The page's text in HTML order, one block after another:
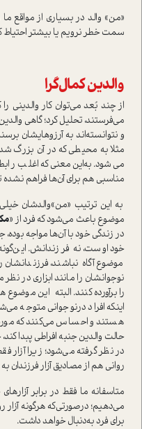
«من» والد در بسياري از مواقع
سمت خطر نر‌ويم يا بيشتر احتياط
والدين كمال‌گرا
از چند بُعد مي‌توان كار والديني
مي‌فرستند، تحليل كرد؛ گاهي
و نتوانسته‌اند به آرزوهايشان
مثلا به محيطي كه د‌ر آن بزرگ
مي‌شود. به‌اين‌معني كه اغلب
مناسبي هم براي آن‌ها فراهم نشده
به اين ترتيب «من»والدشان
موضوع باعث مي‌شود كه فرد از «
در زندگي خود با آن‌ها مواجه
خود اوست، نه فرزندانش. اين‌گونه
موضوع آگاه نباشند،
نوجوانشان را مانند ابزاري در نظر
را برآورده كنند. البته اين
اينكه افراد درنوجواني متوجه
هستند و احساس مي‌كنند كه مورد
حالت والدين جنبه افراطي پبدا
در نظر گرفته مي‌شود؛ زيرا
رواني هم از مصاديق آزا‌ر فرزندان
متاسفانه ما فقط در برابر
مي‌دهيم؛ درصورتي‌كه هر‌گونه آزار
براي فرد به‌دنبال خواهد داشت.